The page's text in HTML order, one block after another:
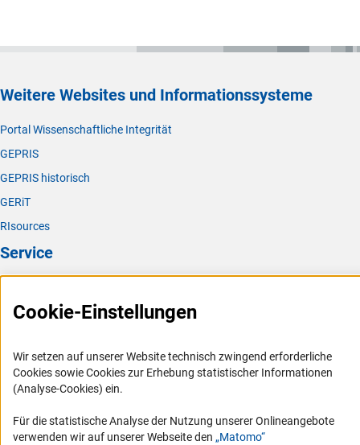
Weitere Websites und Informationssysteme
Portal Wissenschaftliche Integrität
GEPRIS
GEPRIS historisch
GERiT
RIsources
Service
FAQ
Logo und Corporate Design
RSS-Feeds
Vergabeverfahren
Cookie-Einstellungen
Wir setzen auf unserer Website technisch zwingend erforderliche
Cookies sowie Cookies zur Erhebung statistischer Informationen
(Analyse-Cookies) ein.
Für die statistische Analyse der Nutzung unserer Onlineangebote
verwenden wir auf unserer Webseite den „Matomo“